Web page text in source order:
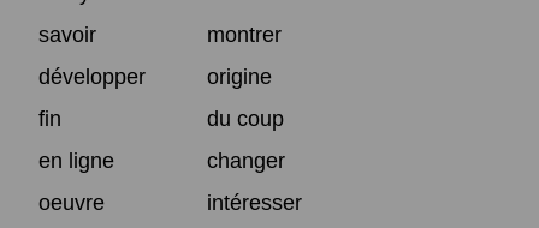
savoir
montrer
développer
origine
fin
du coup
en ligne
changer
oeuvre
intéresser